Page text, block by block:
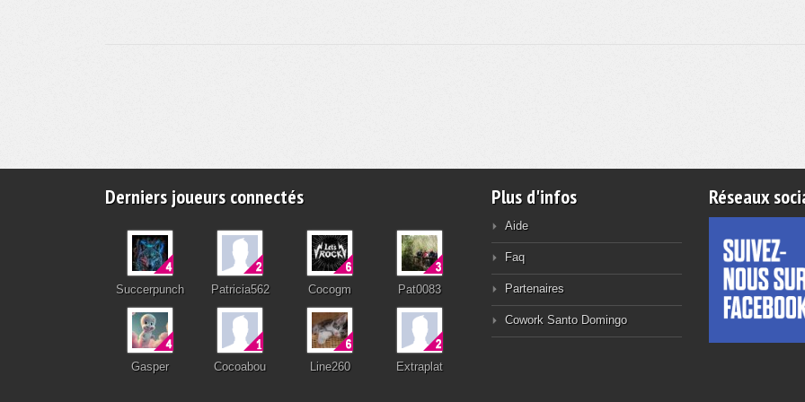
Derniers joueurs connectés
Succerpunch Patricia562 Cocogm Pat0083
Gasper Cocoabou Line260 Extraplat
Plus d'infos
Aide
Faq
Partenaires
Cowork Santo Domingo
Réseaux